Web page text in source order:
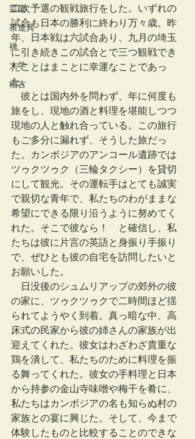
芸能
茶道具
禅
大学
稽古
二次予選の観戦旅行をした。いずれの
試合も日本の勝利に終わり万々歳。昨
年、日本戦は六試合あり、九月の埼玉
に引き続きこの試合とで三つ観戦でき
たことはまことに幸運なことであっ
た。
彼とは国内外を問わず、年に何度も
旅をし、現地の酒と料理を堪能しつつ
現地の人と触れ合っている。この旅行
もご多分に漏れず、そうした旅だっ
た。カンボジアのアンコール遺跡では
ツゥクツゥク（三輪タクシー）を貸切
にして観光。その運転手はとても誠実
で親切な青年で、私たちのわがままな
希望にできる限り沿うように努めてく
れた。そこで彼なら！　と確信し、私
たちは彼に片言の英語と身振り手振り
で、ぜひとも彼の自宅を訪問したいと
お願いした。
日没後のシュムリアップの郊外の彼
の家に、ツゥクツゥクで二時間ほど揺
られてようやく到着。真っ暗な中、高
床式の民家から彼の姉さんの家族が出
迎えてくれた。彼女はわざわざ貴重な
鶏を潰して、私たちのために料理を振
る舞ってくれた。彼女の手料理と日本
から持参の金山寺味噌や梅干を肴に、
私たちはカンボジアの名も知らぬ村の
家族との宴に興じた。そして、今まで
体験したものと比較することのできな